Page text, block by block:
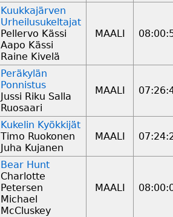
Kuukkajärven
Urheilusukeltajat
Pellervo Kässi
Aapo Kässi
Raine Kivelä
MAALI
Peräkylän
Ponnistus
Jussi Riku Salla
Ruosaari
MAALI
Kukelin Kyökkijät
Timo Ruokonen
Juha Kujanen
MAALI
Bear Hunt
Charlotte
Petersen
Michael
McCluskey
MAALI